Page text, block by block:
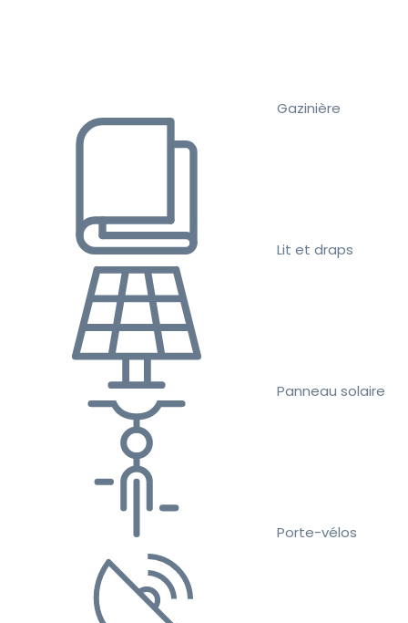
Gazinière
Lit et draps
Panneau solaire
Porte-vélos